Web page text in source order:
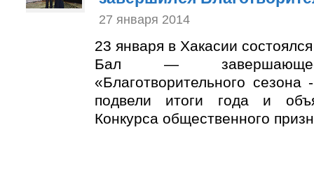
27 января 2014
23 января в Хакасии
Бал — завершающее
«Благотворительного
подвели итоги года и
Конкурса общественного